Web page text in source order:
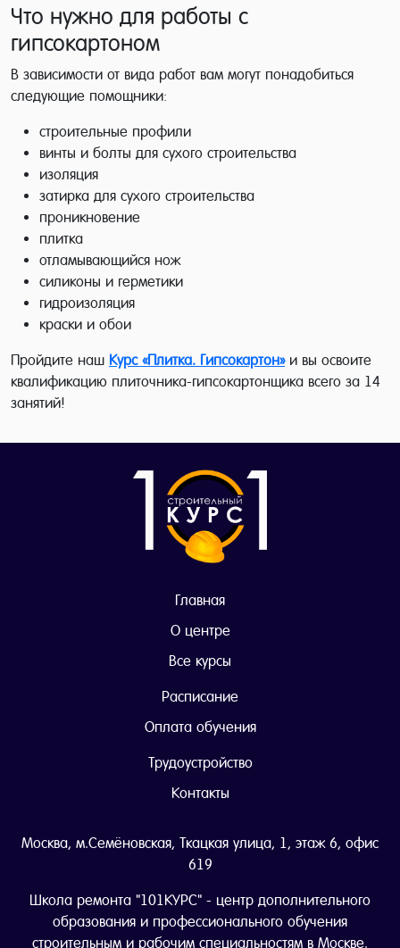
Что нужно для работы с
гипсокартоном
В зависимости от вида работ вам могут понадобиться
следующие помощники:
строительные профили
винты и болты для сухого строительства
изоляция
затирка для сухого строительства
проникновение
плитка
отламывающийся нож
силиконы и герметики
гидроизоляция
краски и обои
Пройдите наш Курс «Плитка. Гипсокартон»и вы освоите
квалификацию плиточника-гипсокартонщика всего за 14
занятий!
Главная
О центре
Все курсы
Расписание
Оплата обучения
Трудоустройство
Контакты
Москва, м.Семёновская, Ткацкая улица, 1, этаж 6, офис
619
Школа ремонта "101КУРС" - центр дополнительного
образования и профессионального обучения
строительным и рабочим специальностям в Москве.